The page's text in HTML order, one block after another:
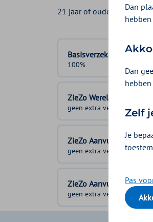
21 jaar of ouder? Bekijk
Basisverzekering
100%
ZieZo Wereld &
geen extra vergoeding
ZieZo Aanvullend 1
geen extra vergoeding
ZieZo Aanvullend 2
geen extra vergoeding
Dan
Dan
Zelf
Je
Pas